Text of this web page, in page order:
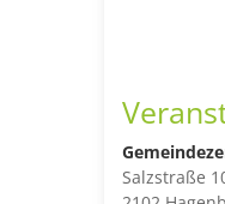
Salzstraße